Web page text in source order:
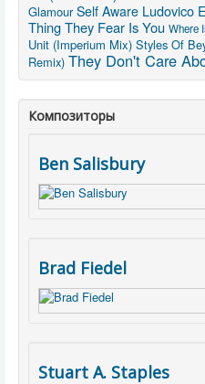
Glamour Self Aware Ludovico
Thing They Fear Is You Where
Unit (Imperium Mix) Styles Of
Remix) They Don't Care
Композиторы
Ben Salisbury
Brad Fiedel
Stuart A. Staples